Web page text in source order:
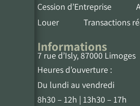
Cession d’Entreprise
Louer
Transactions
Informations
7 rue d’Isly, 87000 Limoges
Heures d’ouverture :
Du lundi au vendredi
8h30 – 12h | 13h30 – 17h